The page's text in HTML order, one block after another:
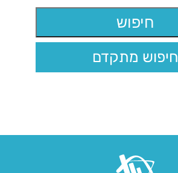
חיפוש מתקדם